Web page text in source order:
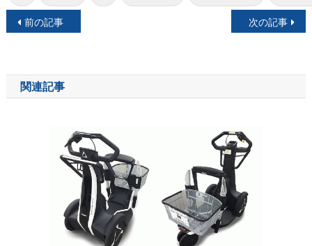
投
ナ
ビ
前の記事 次の記事
関連記事